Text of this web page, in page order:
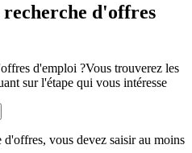
d'offres
d'emploi ?Vous trouverez les
sur l'étape qui vous intéresse
d'offres, vous devez saisir au moins